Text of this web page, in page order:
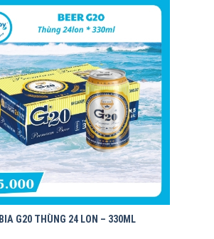
BIA G20 THÙNG 24 LON – 330ML